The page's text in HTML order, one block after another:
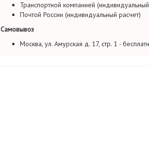
Транспортной компанией
Почтой России (индивидуальный расчет)
Самовывоз
Москва, ул. Амурская д. 17, стр. 1 -